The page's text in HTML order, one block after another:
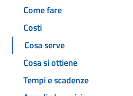
Come fare
Costi
Cosa serve
Cosa si ottiene
Tempi e scadenze